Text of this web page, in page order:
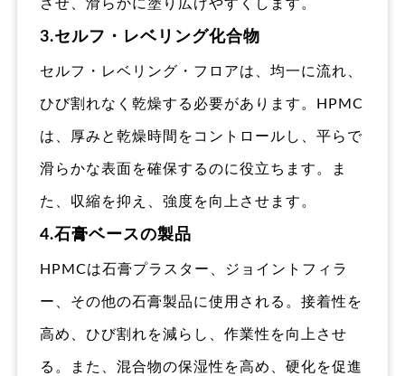
させ、滑らかに塗り広げやすくします。
3.セルフ・レベリング化合物
セルフ・レベリング・フロアは、均一に流れ、
ひび割れなく乾燥する必要があります。HPMC
は、厚みと乾燥時間をコントロールし、平らで
滑らかな表面を確保するのに役立ちます。ま
た、収縮を抑え、強度を向上させます。
4.石膏ベースの製品
HPMCは石膏プラスター、ジョイントフィラ
ー、その他の石膏製品に使用される。接着性を
高め、ひび割れを減らし、作業性を向上させ
る。また、混合物の保湿性を高め、硬化を促進